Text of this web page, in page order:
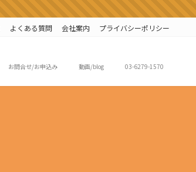
よくある質問 会社案内 プライバシーポリシー
お問合せ/お申込み 動画/blog 03-6279-1570